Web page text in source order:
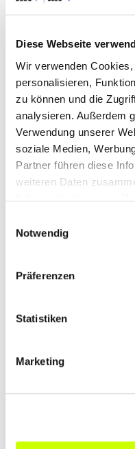
Diese Webseite
Wir verwenden
personalisieren,
zu können und die
analysieren. Außerdem
Verwendung unserer
soziale Medien,
Partner führen diese
weiteren Daten
Notwendig
Präferenzen
Statistiken
Marketing
Finden
ALLE SOHREN
VENEZIA
www.hotel-pizzeria-